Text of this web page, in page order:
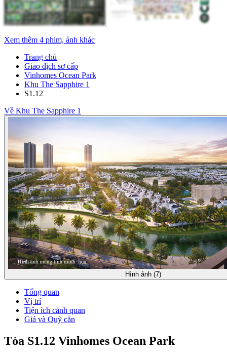
Xem thêm 4 phim, ảnh khác
Trang chủ
Giao dịch sơ cấp
Vinhomes Ocean Park
Khu The Sapphire 1
S1.12
Về Khu The Sapphire 1
Hình ảnh (7)
Tổng quan
Vị trí
Tiện ích cảnh quan
Giá và Quỹ căn
Tòa S1.12 Vinhomes Ocean Park